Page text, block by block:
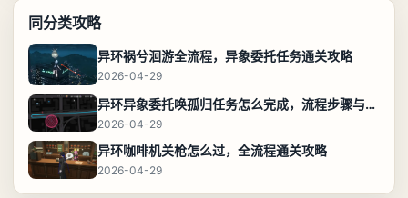
同分类攻略
异环祸兮洄游全流程，异象委托任务通关攻略
2026-04-29
异环异象委托唤孤归任务怎么完成，流程步骤与位置攻略
2026-04-29
异环咖啡机关枪怎么过，全流程通关攻略
2026-04-29